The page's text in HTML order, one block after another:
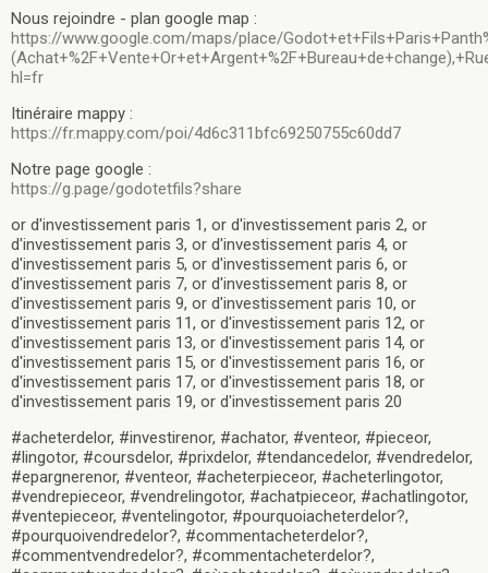
Nous rejoindre - plan google map :
https://www.google.com/maps/place/
hl=fr
Itinéraire mappy :
https://fr.mappy.com/poi/4d6c311bfc69250755c60dd7
Notre page google :
https://g.page/godotetfils?share
or d'investissement paris 1, or d'investissement paris 2, or
d'investissement paris 3, or d'investissement paris 4, or
d'investissement paris 5, or d'investissement paris 6, or
d'investissement paris 7, or d'investissement paris 8, or
d'investissement paris 9, or d'investissement paris 10, or
d'investissement paris 11, or d'investissement paris 12, or
d'investissement paris 13, or d'investissement paris 14, or
d'investissement paris 15, or d'investissement paris 16, or
d'investissement paris 17, or d'investissement paris 18, or
d'investissement paris 19, or d'investissement paris 20
#acheterdelor, #investirenor, #achator, #venteor, #pieceor,
#lingotor, #coursdelor, #prixdelor, #tendancedelor, #vendredelor,
#epargnerenor, #venteor, #acheterpieceor, #acheterlingotor,
#vendrepieceor, #vendrelingotor, #achatpieceor, #achatlingotor,
#ventepieceor, #ventelingotor, #pourquoiacheterdelor?,
#pourquoivendredelor?, #commentacheterdelor?,
#commentvendredelor?, #commentacheterdelor?,